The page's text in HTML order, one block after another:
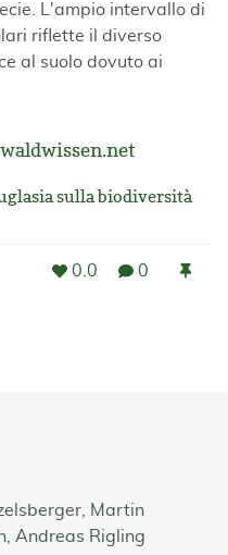
L'ampio intervallo di
riflette il diverso
al suolo dovuto ai
sulla biodiversità
0.0 0
Martin
Andreas Rigling